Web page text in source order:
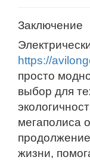
Заключение
https://
просто
выбор для
мегаполиса
жизни,